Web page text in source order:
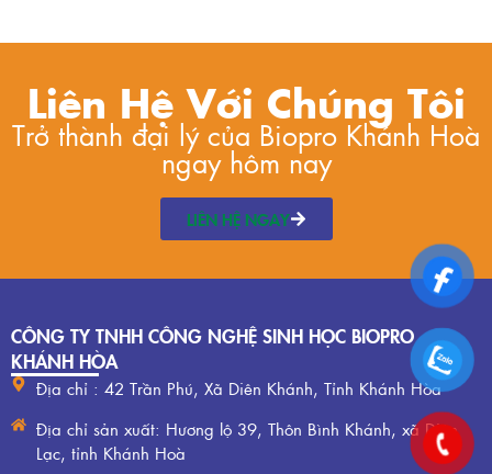
Liên Hệ Với Chúng Tôi
Trở thành đại lý của Biopro Khánh Hoà
ngay hôm nay
LIÊN HỆ NGAY
CÔNG TY TNHH CÔNG NGHỆ SINH HỌC BIOPRO
KHÁNH HÒA
Địa chỉ : 42 Trần Phú, Xã Diên Khánh, Tỉnh Khánh Hòa
Địa chỉ sản xuất: Hương lộ 39, Thôn Bình Khánh, xã Diên
Lạc, tỉnh Khánh Hoà